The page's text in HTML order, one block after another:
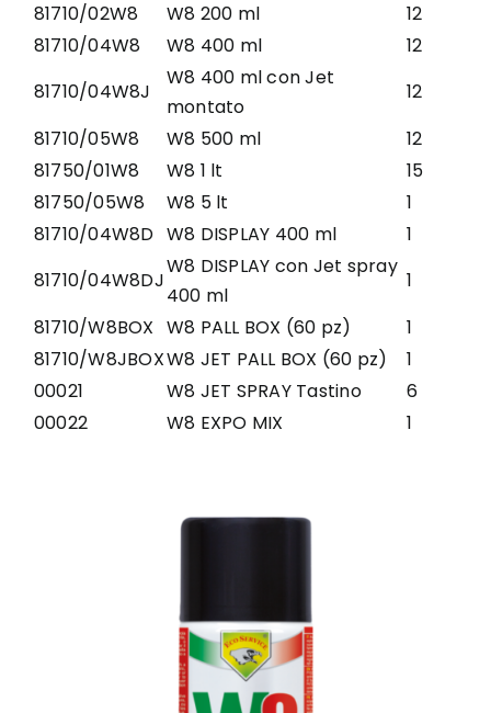
81710/02W8 W8 200 ml
12
81710/04W8
W8 400 ml
12
81710/04W8J
W8 400 ml con Jet
montato
12
81710/05W8
W8 500 ml
12
81750/01W8
W8 1 lt
15
81750/05W8
W8 5 lt
1
81710/04W8D W8 DISPLAY 400 ml
1
81710/04W8DJ
W8 DISPLAY con Jet spray
400 ml
1
81710/W8BOX W8 PALL BOX (60 pz)
1
81710/W8JBOXW8 JET PALL BOX (60 pz)
1
00021
W8 JET SPRAY Tastino
6
00022
W8 EXPO MIX 1